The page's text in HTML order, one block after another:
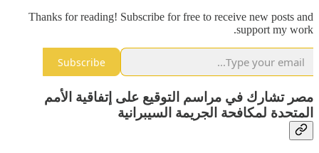
Thanks for reading! Subscribe for free to receive new posts and
support my work.
Subscribe
مصر تشارك في مراسم التوقيع على إتفاقية الأمم
المتحدة لمكافحة الجريمة السيبرانية